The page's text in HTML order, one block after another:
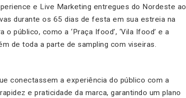
e Live Marketing entregues do Nordeste ao
durante os 65 dias de festa em sua estreia na
público, como a ‘Praça Ifood’, ‘Vila Ifood’ e a
de toda a parte de sampling com viseiras.
conectassem a experiência do público com a
e praticidade da marca, garantindo um plano